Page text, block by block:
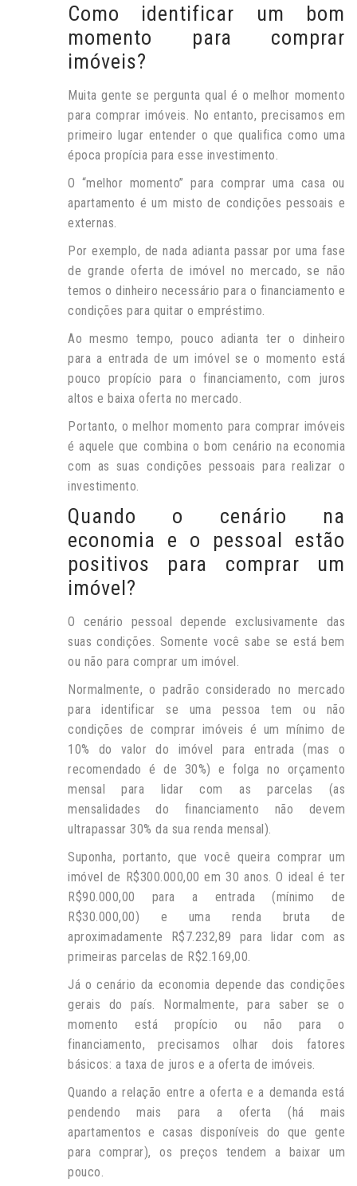
Como identificar um bom
momento para comprar
imóveis?
Muita gente se pergunta qual é o melhor momento
para comprar imóveis. No entanto, precisamos em
primeiro lugar entender o que qualifica como uma
época propícia para esse investimento.
O “melhor momento” para comprar uma casa ou
apartamento é um misto de condições pessoais e
externas.
Por exemplo, de nada adianta passar por uma fase
de grande oferta de imóvel no mercado, se não
temos o dinheiro necessário para o financiamento e
condições para quitar o empréstimo.
Ao mesmo tempo, pouco adianta ter o dinheiro
para a entrada de um imóvel se o momento está
pouco propício para o financiamento, com juros
altos e baixa oferta no mercado.
Portanto, o melhor momento para comprar imóveis
é aquele que combina o bom cenário na economia
com as suas condições pessoais para realizar o
investimento.
Quando o cenário na
economia e o pessoal estão
positivos para comprar um
imóvel?
O cenário pessoal depende exclusivamente das
suas condições. Somente você sabe se está bem
ou não para comprar um imóvel.
Normalmente, o padrão considerado no mercado
para identificar se uma pessoa tem ou não
condições de comprar imóveis é um mínimo de
10% do valor do imóvel para entrada (mas o
recomendado é de 30%) e folga no orçamento
mensal para lidar com as parcelas (as
mensalidades do financiamento não devem
ultrapassar 30% da sua renda mensal).
Suponha, portanto, que você queira comprar um
imóvel de R$300.000,00 em 30 anos. O ideal é ter
R$90.000,00 para a entrada (mínimo de
R$30.000,00) e uma renda bruta de
aproximadamente R$7.232,89 para lidar com as
primeiras parcelas de R$2.169,00.
Já o cenário da economia depende das condições
gerais do país. Normalmente, para saber se o
momento está propício ou não para o
financiamento, precisamos olhar dois fatores
básicos: a taxa de juros e a oferta de imóveis.
Quando a relação entre a oferta e a demanda está
pendendo mais para a oferta (há mais
apartamentos e casas disponíveis do que gente
para comprar), os preços tendem a baixar um
pouco.